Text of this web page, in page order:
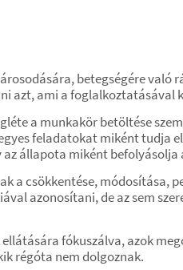
betegségére
azt, ami a foglalkoztatásával
a munkakör betöltése
feladatokat miként tudja
állapota miként
a csökkentése,
azonosítani, de az sem
fókuszálva, azok
régóta nem dolgoznak.